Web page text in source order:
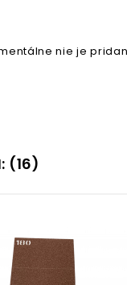
nie je
(16)